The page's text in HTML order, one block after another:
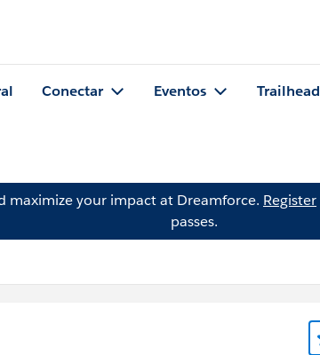
Conectar Eventos Trailhead
maximize your impact at Dreamforce. Register
passes.